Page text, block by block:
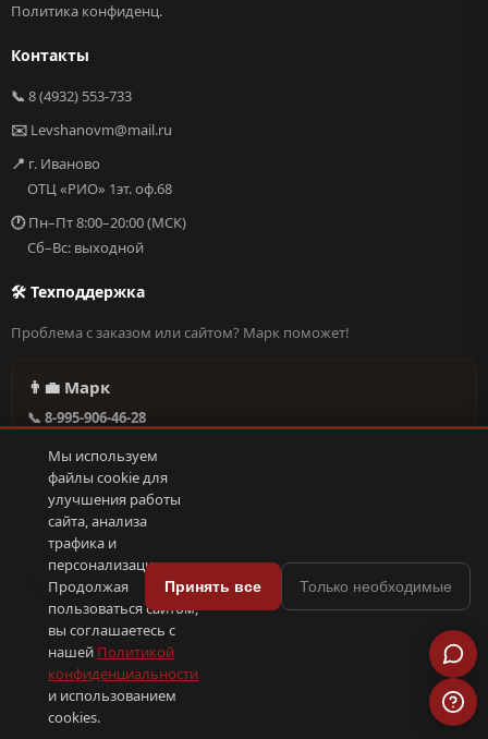
Политика конфиденц.
Контакты
📞 8 (4932) 553-733
✉️ Levshanovm@mail.ru
📍 г. Иваново
ОТЦ «РИО» 1эт. оф.68
🕐Пн–Пт 8:00–20:00 (МСК)
Сб–Вс: выходной
🛠 Техподдержка
Проблема с заказом или сайтом? Марк поможет!
👨‍💼 Марк
📞 8-995-906-46-28
🕐 Круглосуточно, без выходных
Написать в поддержку →
© 2026 С иголочки | 37. Все права защищены.
🛠 Поддержка·Оферта· 📦 YML-фид
Сделано в .su
Мы используем
файлы cookie для
улучшения работы
сайта, анализа
трафика и
персонализации.
Продолжая
пользоваться сайтом,
вы соглашаетесь с
нашей Политикой
конфиденциальности
и использованием
cookies.
Принять все Только необходимые